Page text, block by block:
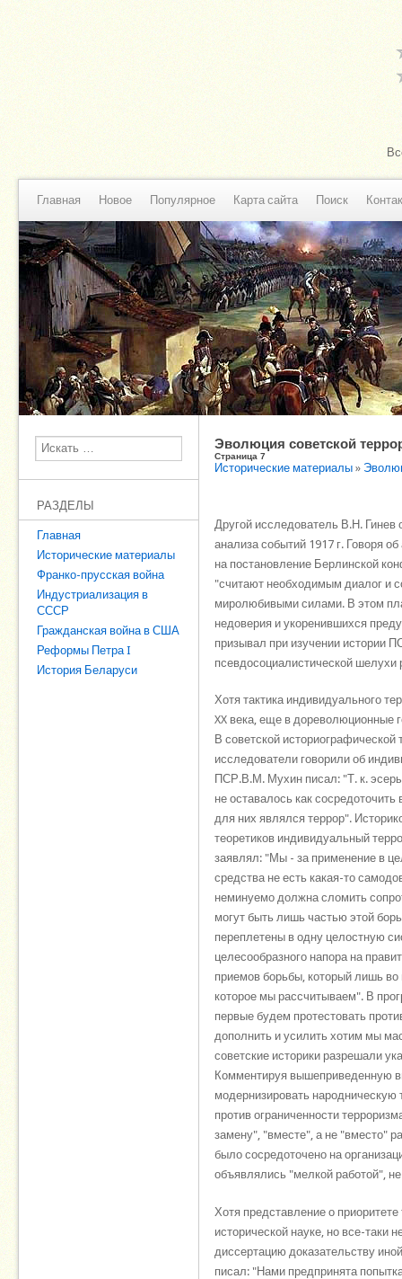
Главная Новое Популярное Карта сайта Поиск
Поиск
РАЗДЕЛЫ
Главная
Исторические материалы
Франко-прусская война
Индустриализация в
СССР
Гражданская война в США
Реформы Петра I
История Беларуси
Эволюция советской
Страница 7
Исторические материалы »
Другой исследователь В.Н. Гинев
анализа событий 1917 г. Говоря
на постановление Берлинской
"считают необходимым диалог и
миролюбивыми силами. В этом
недоверия и укоренившихся
призывал при изучении истории
псевдосоциалистической
Хотя тактика индивидуального
XX века, еще в дореволюционные
В советской
исследователи говорили об
ПСР.В.М. Мухин писал: "Т. к.
не оставалось как
для них являлся террор".
теоретиков индивидуальный
заявлял: "Мы - за применение в
средства не есть какая-то
неминуемо должна сломить
могут быть лишь частью этой
переплетены в одну целостную
целесообразного напора на
приемов борьбы, который лишь
которое мы рассчитываем". В
первые будем протестовать
дополнить и усилить хотим мы
советские историки разрешали
Комментируя вышеприведенную
модернизировать народническую
против ограниченности
замену", "вместе", а не "вместо"
было сосредоточено на
объявлялись "мелкой работой",
Хотя представление о
исторической науке, но все-
диссертацию доказательству
писал: "Нами предпринята